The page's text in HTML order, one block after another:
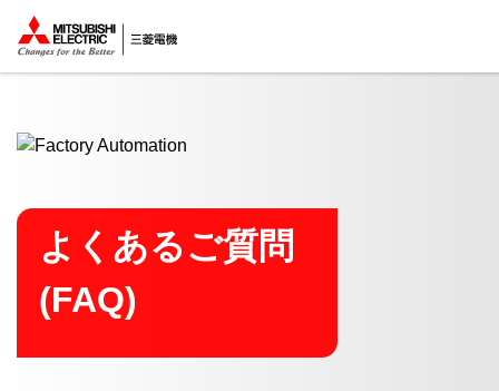
ここから本文
よくあるご質問
(FAQ)